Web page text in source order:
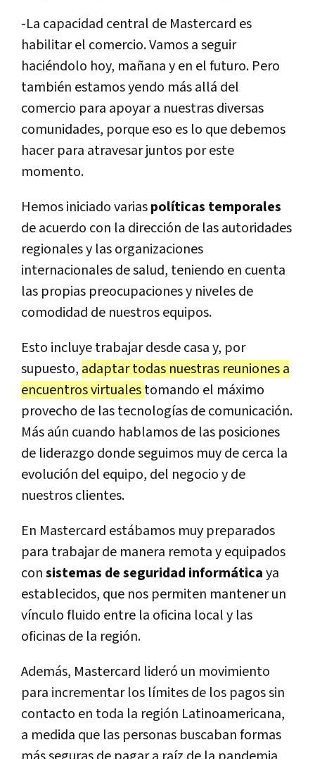
-La capacidad central de Mastercard es
habilitar el comercio. Vamos a seguir
haciéndolo hoy, mañana y en el futuro. Pero
también estamos yendo más allá del
comercio para apoyar a nuestras diversas
comunidades, porque eso es lo que debemos
hacer para atravesar juntos por este
momento.
Hemos iniciado variaspolíticas temporales
de acuerdo con la dirección de las autoridades
regionales y las organizaciones
internacionales de salud, teniendo en cuenta
las propias preocupaciones y niveles de
comodidad de nuestros equipos.
Esto incluye trabajar desde casa y, por
supuesto, adaptar todas nuestras reuniones a
encuentros virtualestomando el máximo
provecho de las tecnologías de comunicación.
Más aún cuando hablamos de las posiciones
de liderazgo donde seguimos muy de cerca la
evolución del equipo, del negocio y de
nuestros clientes.
En Mastercard estábamos muy preparados
para trabajar de manera remota y equipados
consistemas de seguridad informáticaya
establecidos, que nos permiten mantener un
vínculo fluido entre la oficina local y las
oficinas de la región.
Además, Mastercard lideró un movimiento
para incrementar los límites de los pagos sin
contacto en toda la región Latinoamericana,
a medida que las personas buscaban formas